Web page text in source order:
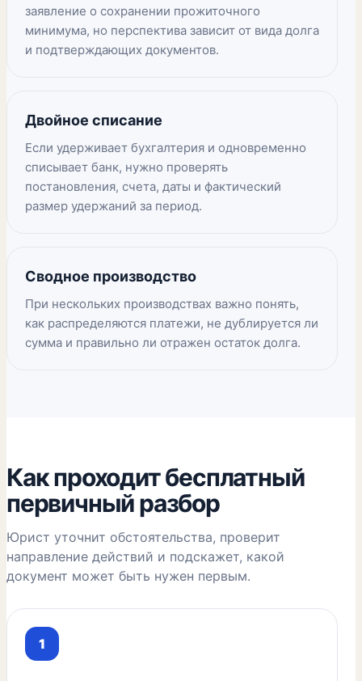
заявление о сохранении прожиточного
минимума, но перспектива зависит от вида долга
и подтверждающих документов.
Двойное списание
Если удерживает бухгалтерия и одновременно
списывает банк, нужно проверять
постановления, счета, даты и фактический
размер удержаний за период.
Сводное производство
При нескольких производствах важно понять,
как распределяются платежи, не дублируется ли
сумма и правильно ли отражен остаток долга.
Как проходит бесплатный
первичный разбор
Юрист уточнит обстоятельства, проверит
направление действий и подскажет, какой
документ может быть нужен первым.